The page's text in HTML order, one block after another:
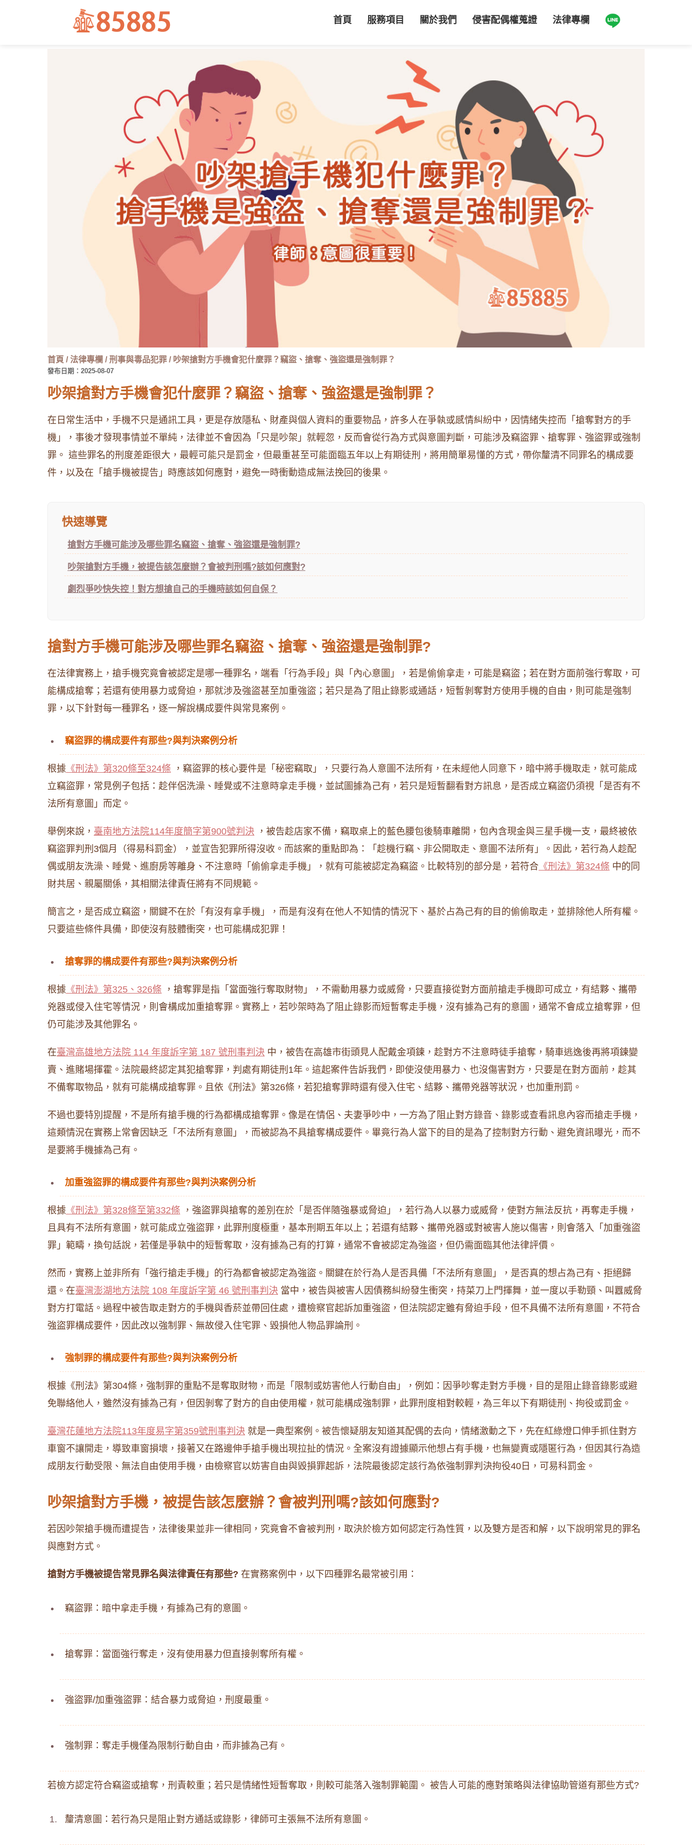
首頁 服務項目 關於我們 侵害配偶權蒐證 法律專欄
首頁 /法律專欄 /刑事與毒品犯罪 / 吵架搶對方手機會犯什麼罪？竊盜、搶奪、強盜還是強制罪？
發布日期：2025-08-07
吵架搶對方手機會犯什麼罪？竊盜、搶奪、強盜還是強制罪？
在日常生活中，手機不只是通訊工具，更是存放隱私、財產與個人資料的重要物品，許多人在爭執或感情糾紛中，因情緒失控而「搶奪對方的手
機」，事後才發現事情並不單純，法律並不會因為「只是吵架」就輕忽，反而會從行為方式與意圖判斷，可能涉及竊盜罪、搶奪罪、強盜罪或強制
罪。 這些罪名的刑度差距很大，最輕可能只是罰金，但最重甚至可能面臨五年以上有期徒刑，將用簡單易懂的方式，帶你釐清不同罪名的構成要
件，以及在「搶手機被提告」時應該如何應對，避免一時衝動造成無法挽回的後果。
快速導覽
搶對方手機可能涉及哪些罪名竊盜、搶奪、強盜還是強制罪?
吵架搶對方手機，被提告該怎麼辦？會被判刑嗎?該如何應對?
劇烈爭吵快失控！對方想搶自己的手機時該如何自保？
搶對方手機可能涉及哪些罪名竊盜、搶奪、強盜還是強制罪?
在法律實務上，搶手機究竟會被認定是哪一種罪名，端看「行為手段」與「內心意圖」，若是偷偷拿走，可能是竊盜；若在對方面前強行奪取，可
能構成搶奪；若還有使用暴力或脅迫，那就涉及強盜甚至加重強盜；若只是為了阻止錄影或通話，短暫剝奪對方使用手機的自由，則可能是強制
罪，以下針對每一種罪名，逐一解說構成要件與常見案例。
竊盜罪的構成要件有那些?與判決案例分析
根據 《刑法》第320條至324條 ，竊盜罪的核心要件是「秘密竊取」，只要行為人意圖不法所有，在未經他人同意下，暗中將手機取走，就可能成
立竊盜罪，常見例子包括：趁伴侶洗澡、睡覺或不注意時拿走手機，並試圖據為己有，若只是短暫翻看對方訊息，是否成立竊盜仍須視「是否有不
法所有意圖」而定。
舉例來說， 臺南地方法院114年度簡字第900號判決 ，被告趁店家不備，竊取桌上的藍色腰包後騎車離開，包內含現金與三星手機一支，最終被依
竊盜罪判刑3個月（得易科罰金），並宣告犯罪所得沒收。而該案的重點即為：「趁機行竊、非公開取走、意圖不法所有」。因此，若行為人趁配
偶或朋友洗澡、睡覺、進廚房等離身、不注意時「偷偷拿走手機」，就有可能被認定為竊盜。比較特別的部分是，若符合 《刑法》第324條 中的同
財共居、親屬關係，其相關法律責任將有不同規範。
簡言之，是否成立竊盜，關鍵不在於「有沒有拿手機」，而是有沒有在他人不知情的情況下、基於占為己有的目的偷偷取走，並排除他人所有權。
只要這些條件具備，即使沒有肢體衝突，也可能構成犯罪！
搶奪罪的構成要件有那些?與判決案例分析
根據 《刑法》第325、326條 ，搶奪罪是指「當面強行奪取財物」，不需動用暴力或威脅，只要直接從對方面前搶走手機即可成立，有結夥、攜帶
兇器或侵入住宅等情況，則會構成加重搶奪罪。實務上，若吵架時為了阻止錄影而短暫奪走手機，沒有據為己有的意圖，通常不會成立搶奪罪，但
仍可能涉及其他罪名。
在臺灣高雄地方法院 114 年度訴字第 187 號刑事判決 中，被告在高雄市街頭見人配戴金項鍊，趁對方不注意時徒手搶奪，騎車逃逸後再將項鍊變
賣、進賭場揮霍。法院最終認定其犯搶奪罪，判處有期徒刑1年。這起案件告訴我們，即使沒使用暴力、也沒傷害對方，只要是在對方面前，趁其
不備奪取物品，就有可能構成搶奪罪。且依《刑法》第326條，若犯搶奪罪時還有侵入住宅、結夥、攜帶兇器等狀況，也加重刑罰。
不過也要特別提醒，不是所有搶手機的行為都構成搶奪罪。像是在情侶、夫妻爭吵中，一方為了阻止對方錄音、錄影或查看訊息內容而搶走手機，
這類情況在實務上常會因缺乏「不法所有意圖」，而被認為不具搶奪構成要件。畢竟行為人當下的目的是為了控制對方行動、避免資訊曝光，而不
是要將手機據為己有。
加重強盜罪的構成要件有那些?與判決案例分析
根據 《刑法》第328條至第332條 ，強盜罪與搶奪的差別在於「是否伴隨強暴或脅迫」，若行為人以暴力或威脅，使對方無法反抗，再奪走手機，
且具有不法所有意圖，就可能成立強盜罪，此罪刑度極重，基本刑期五年以上；若還有結夥、攜帶兇器或對被害人施以傷害，則會落入「加重強盜
罪」範疇，換句話說，若僅是爭執中的短暫奪取，沒有據為己有的打算，通常不會被認定為強盜，但仍需面臨其他法律評價。
然而，實務上並非所有「強行搶走手機」的行為都會被認定為強盜。關鍵在於行為人是否具備「不法所有意圖」，是否真的想占為己有、拒絕歸
還。在臺灣澎湖地方法院 108 年度訴字第 46 號刑事判決 當中，被告與被害人因債務糾紛發生衝突，持菜刀上門揮舞，並一度以手勒頸、叫囂威脅
對方打電話。過程中被告取走對方的手機與香菸並帶回住處，遭檢察官起訴加重強盜，但法院認定雖有脅迫手段，但不具備不法所有意圖，不符合
強盜罪構成要件，因此改以強制罪、無故侵入住宅罪、毀損他人物品罪論刑。
強制罪的構成要件有那些?與判決案例分析
根據《刑法》第304條，強制罪的重點不是奪取財物，而是「限制或妨害他人行動自由」，例如：因爭吵奪走對方手機，目的是阻止錄音錄影或避
免聯絡他人，雖然沒有據為己有，但因剝奪了對方的自由使用權，就可能構成強制罪，此罪刑度相對較輕，為三年以下有期徒刑、拘役或罰金。
臺灣花蓮地方法院113年度易字第359號刑事判決 就是一典型案例。被告懷疑朋友知道其配偶的去向，情緒激動之下，先在紅綠燈口伸手抓住對方
車窗不讓開走，導致車窗損壞，接著又在路邊伸手搶手機出現拉扯的情況。全案沒有證據顯示他想占有手機，也無變賣或隱匿行為，但因其行為造
成朋友行動受限、無法自由使用手機，由檢察官以妨害自由與毀損罪起訴，法院最後認定該行為依強制罪判決拘役40日，可易科罰金。
吵架搶對方手機，被提告該怎麼辦？會被判刑嗎?該如何應對?
若因吵架搶手機而遭提告，法律後果並非一律相同，究竟會不會被判刑，取決於檢方如何認定行為性質，以及雙方是否和解，以下說明常見的罪名
與應對方式。
搶對方手機被提告常見罪名與法律責任有那些? 在實務案例中，以下四種罪名最常被引用：
竊盜罪：暗中拿走手機，有據為己有的意圖。
搶奪罪：當面強行奪走，沒有使用暴力但直接剝奪所有權。
強盜罪/加重強盜罪：結合暴力或脅迫，刑度最重。
強制罪：奪走手機僅為限制行動自由，而非據為己有。
若檢方認定符合竊盜或搶奪，刑責較重；若只是情緒性短暫奪取，則較可能落入強制罪範圍。 被告人可能的應對策略與法律協助管道有那些方式?
釐清意圖：若行為只是阻止對方通話或錄影，律師可主張無不法所有意圖。